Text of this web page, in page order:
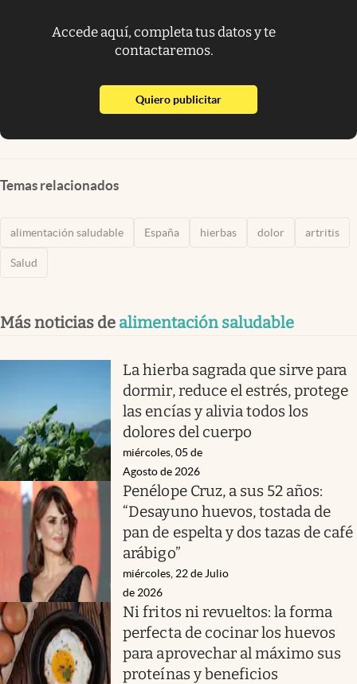
Accede aquí, completa tus datos y te
contactaremos.
Quiero publicitarabre en nueva pestaña
Temas relacionados
alimentación saludable España hierbas dolor artritis
Salud
Más noticias de alimentación saludable
La hierba sagrada que sirve para
dormir, reduce el estrés, protege
las encías y alivia todos los
dolores del cuerpo
miércoles, 05 de
Agosto de 2026
Penélope Cruz, a sus 52 años:
“Desayuno huevos, tostada de
pan de espelta y dos tazas de café
arábigo”
miércoles, 22 de Julio
de 2026
Ni fritos ni revueltos: la forma
perfecta de cocinar los huevos
para aprovechar al máximo sus
proteínas y beneficios